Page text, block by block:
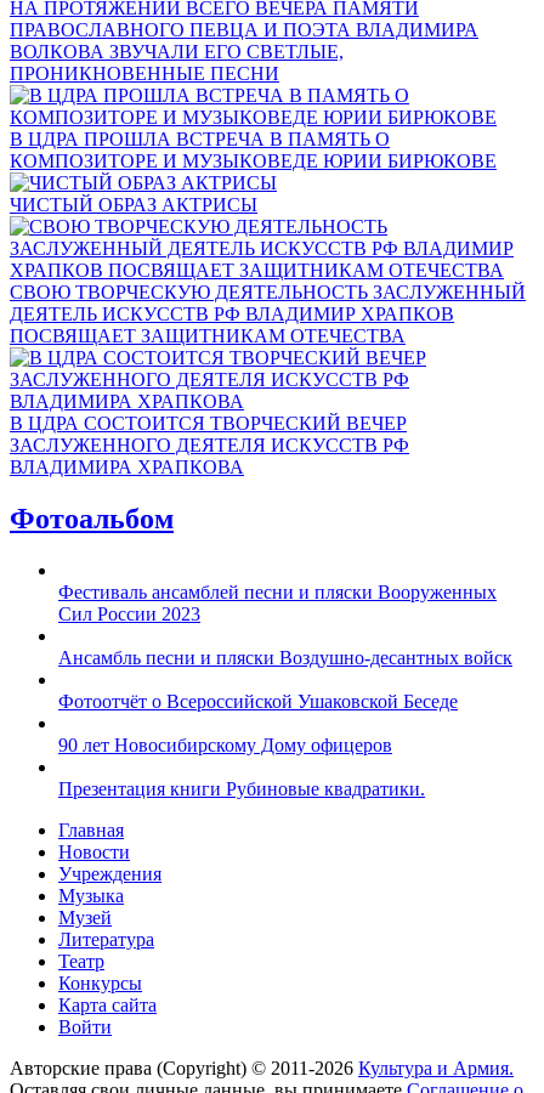
НА ПРОТЯЖЕНИИ ВСЕГО ВЕЧЕРА ПАМЯТИ
ПРАВОСЛАВНОГО ПЕВЦА И ПОЭТА ВЛАДИМИРА
ВОЛКОВА ЗВУЧАЛИ ЕГО СВЕТЛЫЕ,
ПРОНИКНОВЕННЫЕ ПЕСНИ
В ЦДРА ПРОШЛА ВСТРЕЧА В ПАМЯТЬ О
КОМПОЗИТОРЕ И МУЗЫКОВЕДЕ ЮРИИ БИРЮКОВЕ
ЧИСТЫЙ ОБРАЗ АКТРИСЫ
СВОЮ ТВОРЧЕСКУЮ ДЕЯТЕЛЬНОСТЬ ЗАСЛУЖЕННЫЙ
ДЕЯТЕЛЬ ИСКУССТВ РФ ВЛАДИМИР ХРАПКОВ
ПОСВЯЩАЕТ ЗАЩИТНИКАМ ОТЕЧЕСТВА
В ЦДРА СОСТОИТСЯ ТВОРЧЕСКИЙ ВЕЧЕР
ЗАСЛУЖЕННОГО ДЕЯТЕЛЯ ИСКУССТВ РФ
ВЛАДИМИРА ХРАПКОВА
Фотоальбом
Фестиваль ансамблей песни и пляски Вооруженных
Сил России 2023
Ансамбль песни и пляски Воздушно-десантных войск
Фотоотчёт о Всероссийской Ушаковской Беседе
90 лет Новосибирскому Дому офицеров
Презентация книги Рубиновые квадратики.
Главная
Новости
Учреждения
Музыка
Музей
Литература
Театр
Конкурсы
Карта сайта
Войти
Авторские права (Copyright) © 2011-2026 Культура и Армия.